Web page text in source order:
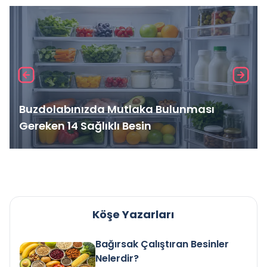
Buzdolabınızda Mutlaka Bulunması
Gereken 14 Sağlıklı Besin
Köşe Yazarları
Bağırsak Çalıştıran Besinler
Nelerdir?